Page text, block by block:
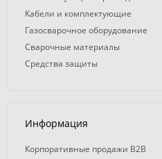
Кабели и комплектующие
Газосварочное оборудование
Сварочные материалы
Средства защиты
Информация
Корпоративные продажи B2B